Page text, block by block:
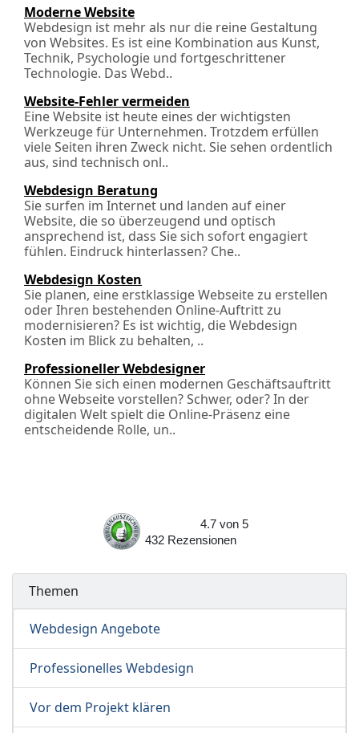
Moderne Website
Webdesign ist mehr als nur die reine Gestaltung
von Websites. Es ist eine Kombination aus Kunst,
Technik, Psychologie und fortgeschrittener
Technologie. Das Webd..
Website-Fehler vermeiden
Eine Website ist heute eines der wichtigsten
Werkzeuge für Unternehmen. Trotzdem erfüllen
viele Seiten ihren Zweck nicht. Sie sehen ordentlich
aus, sind technisch onl..
Webdesign Beratung
Sie surfen im Internet und landen auf einer
Website, die so überzeugend und optisch
ansprechend ist, dass Sie sich sofort engagiert
fühlen. Eindruck hinterlassen? Che..
Webdesign Kosten
Sie planen, eine erstklassige Webseite zu erstellen
oder Ihren bestehenden Online-Auftritt zu
modernisieren? Es ist wichtig, die Webdesign
Kosten im Blick zu behalten, ..
Professioneller Webdesigner
Können Sie sich einen modernen Geschäftsauftritt
ohne Webseite vorstellen? Schwer, oder? In der
digitalen Welt spielt die Online-Präsenz eine
entscheidende Rolle, un..
4.7 von 5
432
Rezensionen
Themen
Webdesign Angebote
Professionelles Webdesign
Vor dem Projekt klären